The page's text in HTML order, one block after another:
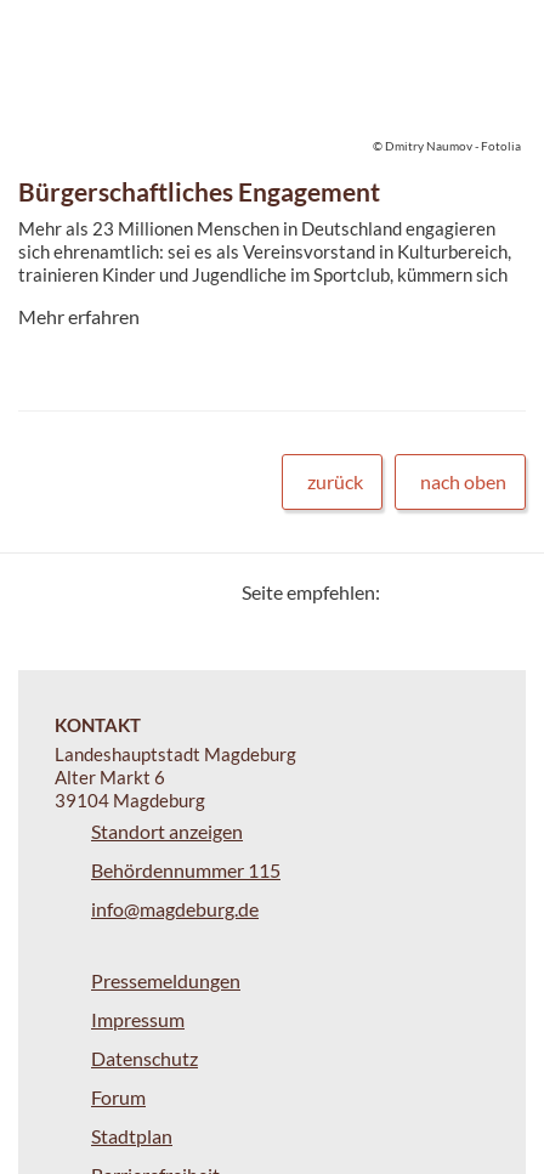
Bürgerschaftliches Engagement
Mehr als 23 Millionen Menschen in Deutschland engagieren
sich ehrenamtlich: sei es als Vereinsvorstand in Kulturbereich,
trainieren Kinder und Jugendliche im Sportclub, kümmern sich
beim Lesenlernen. Auch Magdeburg wird wesentlich vom
Mehr erfahren
© Dmitry Naumov - Fotolia
zurück nach oben
Seite empfehlen:
KONTAKT
Landeshauptstadt Magdeburg
Alter Markt 6
39104 Magdeburg
Standort anzeigen
Behördennummer 115
info@magdeburg.de
Pressemeldungen
Impressum
Datenschutz
Forum
Stadtplan